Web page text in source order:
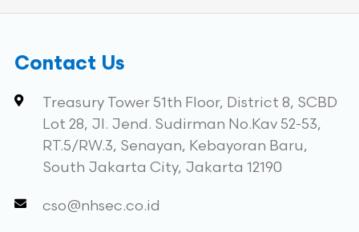
Contact Us
Treasury Tower 51th Floor, District 8, SCBD
Lot 28, Jl. Jend. Sudirman No.Kav 52-53,
RT.5/RW.3, Senayan, Kebayoran Baru,
South Jakarta City, Jakarta 12190
cso@nhsec.co.id